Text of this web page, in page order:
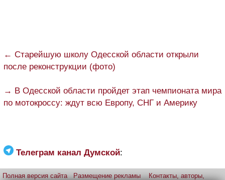
← Старейшую школу Одесской области открыли
после реконструкции (фото)
→ В Одесской области пройдет этап чемпионата мира
по мотокроссу: ждут всю Европу, СНГ и Америку
Телеграм канал Думской:
Полная версия сайта Размещение рекламы Контакты, авторы,